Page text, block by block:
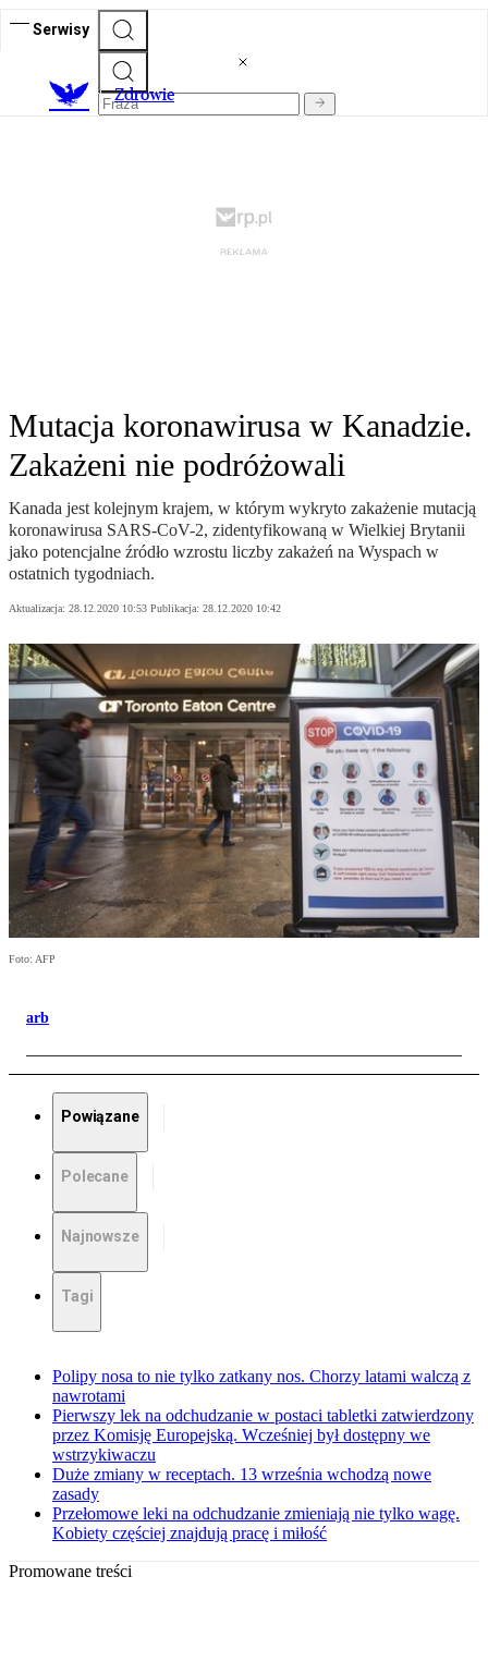
Serwisy
Zdrowie
Mutacja koronawirusa w Kanadzie.
Zakażeni nie podróżowali
Kanada jest kolejnym krajem, w którym wykryto zakażenie mutacją
koronawirusa SARS-CoV-2, zidentyfikowaną w Wielkiej Brytanii
jako potencjalne źródło wzrostu liczby zakażeń na Wyspach w
ostatnich tygodniach.
Aktualizacja: 28.12.2020 10:53 Publikacja: 28.12.2020 10:42
Foto: AFP
arb
Powiązane
Polecane
Najnowsze
Tagi
Polipy nosa to nie tylko zatkany nos. Chorzy latami walczą z
nawrotami
Pierwszy lek na odchudzanie w postaci tabletki zatwierdzony
przez Komisję Europejską. Wcześniej był dostępny we
wstrzykiwaczu
Duże zmiany w receptach. 13 września wchodzą nowe
zasady
Przełomowe leki na odchudzanie zmieniają nie tylko wagę.
Kobiety częściej znajdują pracę i miłość
Promowane treści